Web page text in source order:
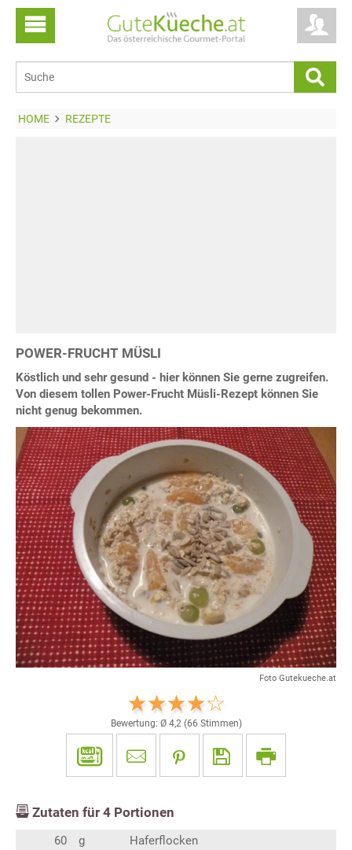
HOME REZEPTE
POWER-FRUCHT MÜSLI
Köstlich und sehr gesund - hier können Sie gerne zugreifen.
Von diesem tollen Power-Frucht Müsli-Rezept können Sie
nicht genug bekommen.
Foto Gutekueche.at
Bewertung: Ø 4,2(66 Stimmen)
Zutaten für 4 Portionen
60 g
Haferflocken